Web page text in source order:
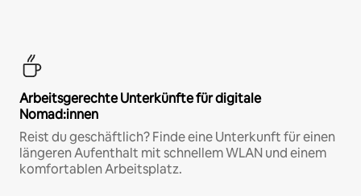
Arbeitsgerechte Unterkünfte für digitale
Nomad:innen
Reist du geschäftlich? Finde eine Unterkunft für einen
längeren Aufenthalt mit schnellem WLAN und einem
komfortablen Arbeitsplatz.